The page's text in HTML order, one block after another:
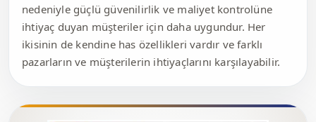
nedeniyle güçlü güvenilirlik ve maliyet kontrolüne
ihtiyaç duyan müşteriler için daha uygundur. Her
ikisinin de kendine has özellikleri vardır ve farklı
pazarların ve müşterilerin ihtiyaçlarını karşılayabilir.